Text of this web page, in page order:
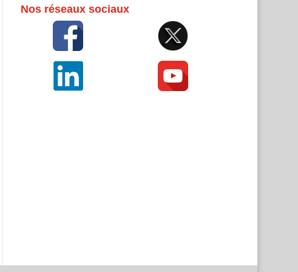
Nos réseaux sociaux